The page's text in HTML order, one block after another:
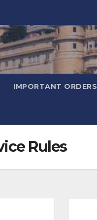
IMPORTANT ORDERS
Rules